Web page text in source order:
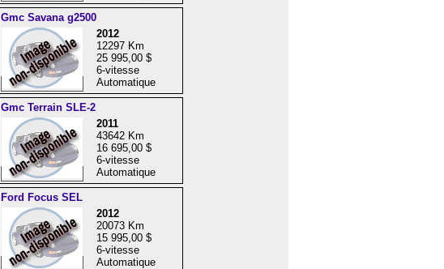
Gmc Savana g2500
2012
12297 Km
25 995,00 $
6-vitesse
Automatique
Gmc Terrain SLE-2
2011
43642 Km
16 695,00 $
6-vitesse
Automatique
Ford Focus SEL
2012
20073 Km
15 995,00 $
6-vitesse
Automatique